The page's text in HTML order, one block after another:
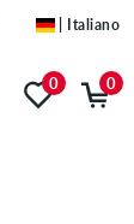
| Italiano
0 0